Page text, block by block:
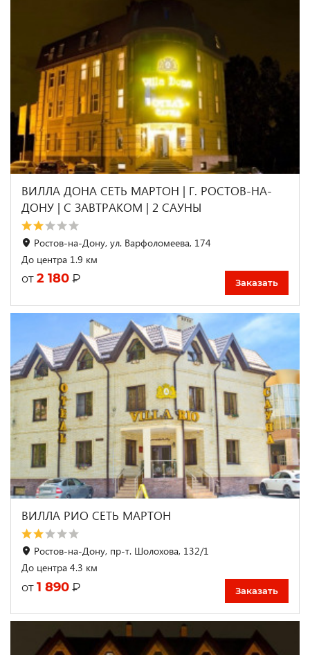
ВИЛЛА ДОНА СЕТЬ МАРТОН | Г. РОСТОВ-НА-
ДОНУ | С ЗАВТРАКОМ | 2 САУНЫ
Ростов-на-Дону, ул. Варфоломеева, 174
До центра 1.9 км
от 2 180 ₽ Заказать
ВИЛЛА РИО СЕТЬ МАРТОН
Ростов-на-Дону, пр-т. Шолохова, 132/1
До центра 4.3 км
от 1 890 ₽ Заказать